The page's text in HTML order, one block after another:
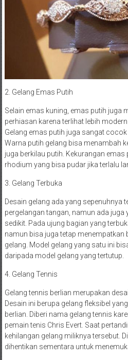
2. Gelang Emas Putih
Selain emas kuning, emas putih juga
perhiasan karena terlihat lebih
Gelang emas putih juga sangat cocok
Warna putih gelang bisa menambah
juga berkilau putih. Kekurangan
rhodium yang bisa pudar jika terlalu
3. Gelang Terbuka
Desain gelang ada yang sepenuhnya
pergelangan tangan, namun ada juga
sedikit. Pada ujung bagian yang
namun bisa juga tetap menempatkan
gelang. Model gelang yang satu ini
daripada model gelang yang tertutup.
4. Gelang Tennis
Gelang tennis berlian merupakan
Desain ini berupa gelang fleksibel
berlian. Diberi nama gelang tennis
pemain tenis Chris Evert. Saat
kehilangan gelang miliknya tersebut.
dihentikan sementara untuk